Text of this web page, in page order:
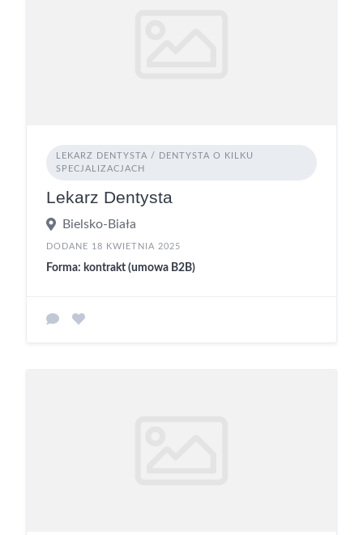
LEKARZ DENTYSTA / DENTYSTA O KILKU
SPECJALIZACJACH
Lekarz Dentysta
Bielsko-Biała
DODANE 18 KWIETNIA 2025
Forma: kontrakt (umowa B2B)